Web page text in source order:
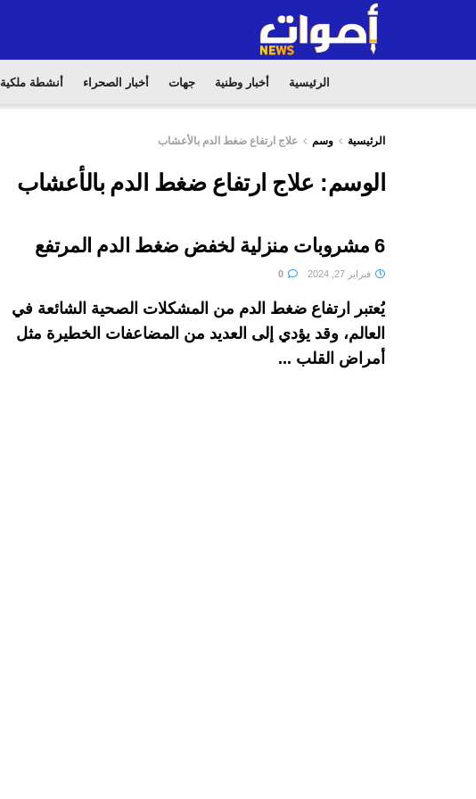
الرئيسية أخبار وطنية جهات أخبار الصحراء أنشطة ملكية
الرئيسية وسم علاج ارتفاع ضغط الدم بالأعشاب
الوسم: علاج ارتفاع ضغط الدم بالأعشاب
6 مشروبات منزلية لخفض ضغط الدم المرتفع
فبراير 27, 2024
يُعتبر ارتفاع ضغط الدم من المشكلات الصحية الشائعة في
العالم، وقد يؤدي إلى العديد من المضاعفات الخطيرة مثل
أمراض القلب ...